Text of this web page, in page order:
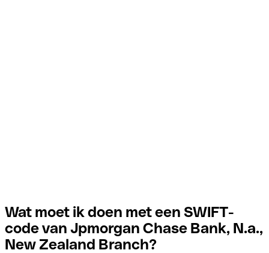
Wat moet ik doen met een SWIFT-
code van Jpmorgan Chase Bank, N.a.,
New Zealand Branch?